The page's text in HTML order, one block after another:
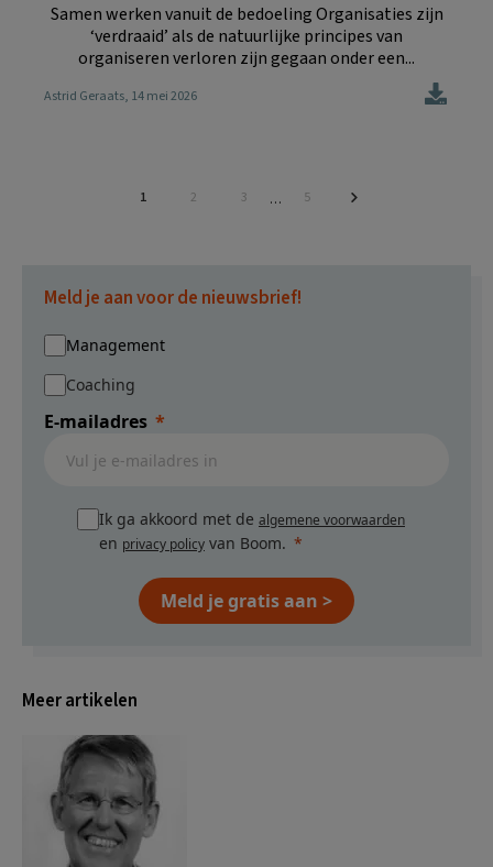
Samen werken vanuit de bedoeling Organisaties zijn
‘verdraaid’ als de natuurlijke principes van
organiseren verloren zijn gegaan onder een...
Astrid Geraats, 14 mei 2026
Pagina
1 Pagina
2 Pagina
3
Interim
… Pagina
5
Meld je aan voor de nieuwsbrief!
Management
Coaching
E-mailadres
Ik ga akkoord met de algemene voorwaarden
en privacy policy van Boom.
Meld je gratis aan >
Meer artikelen